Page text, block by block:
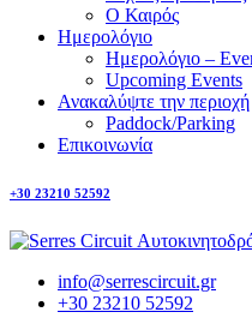
Ο Καιρός
Ημερολόγιο
Ημερολόγιο –
Upcoming Events
Ανακαλύψτε την περιοχή
Paddock/Parking
Επικοινωνία
+30 23210 52592
info@serrescircuit.gr
+30 23210 52592